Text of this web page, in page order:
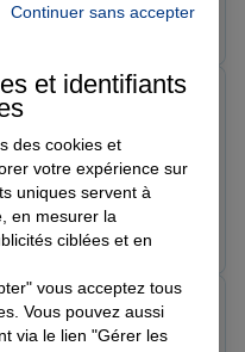
Voir l'agence
Voir l'agence
Continuer sans accepter
et identifiants
des cookies et
votre expérience sur
uniques servent à
en mesurer la
ciblées et en
vous acceptez tous
Vous pouvez aussi
via le lien "Gérer les